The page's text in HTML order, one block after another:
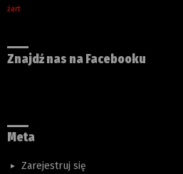
żart
Znajdź nas na Facebooku
Meta
Zarejestruj się